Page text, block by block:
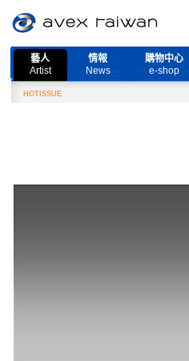
藝人
Artist
情報
News
購物中心
e-shop
HOTISSUE